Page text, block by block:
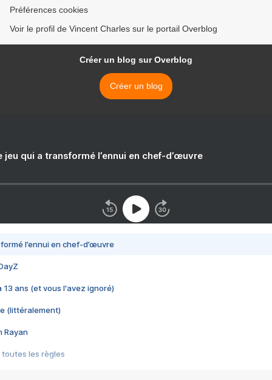
Préférences cookies
Voir le profil de Vincent Charles sur le portail Overblog
Créer un blog sur Overblog
Créer un blog
jeu qui a transformé l’ennui en chef-d’œuvre
l’ennui en chef-d’œuvre
13 ans (et vous l'avez ignoré)
(littéralement)
Rayan
toutes les règles